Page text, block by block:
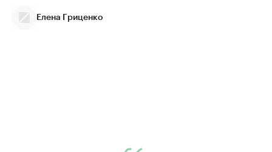
Елена Гриценко